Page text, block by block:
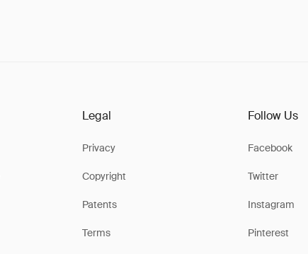
Legal
Privacy
Copyright
Patents
Terms
Follow Us
Facebook
Twitter
Instagram
Pinterest